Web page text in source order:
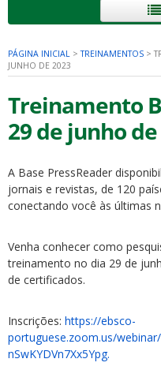
PÁGINA INICIAL >TREINAMENTOS >
JUNHO DE 2023
Treinamento
29 de junho de
A Base PressReader
jornais e revistas, de 120
conectando você às últimas
Venha conhecer como
treinamento no dia 29 de
de certificados.
Inscrições: https://ebsco-
portuguese.zoom.us/
nSwKYDVn7Xx5Ypg.